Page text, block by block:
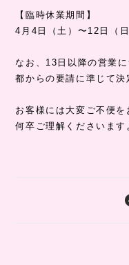
【臨時休業期間】
4月4日（土）〜12日（日
なお、13日以降の営業
都からの要請に準じて決
お客様には大変ご不便を
何卒ご理解くださいます